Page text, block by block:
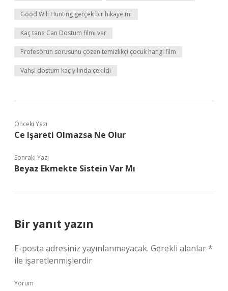
Good Will Hunting gerçek bir hikaye mi
Kaç tane Can Dostum filmi var
Profesörün sorusunu çözen temizlikçi çocuk hangi film
Vahşi dostum kaç yılında çekildi
Önceki Yazı
Ce Işareti Olmazsa Ne Olur
Sonraki Yazı
Beyaz Ekmekte Sistein Var Mı
Bir yanıt yazın
E-posta adresiniz yayınlanmayacak. Gerekli alanlar*
ile işaretlenmişlerdir
Yorum